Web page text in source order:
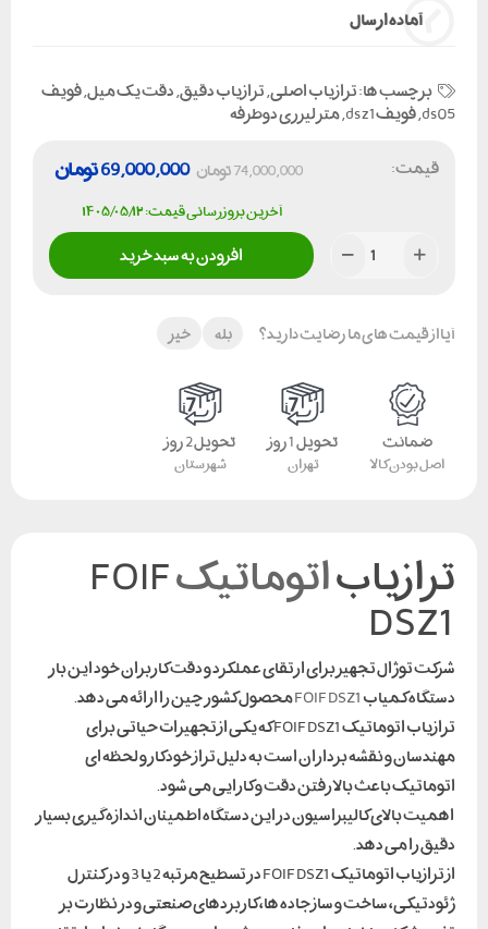
آماده ارسال
برچسب ها:ترازیاب اصلی,ترازیاب دقیق,دقت یک میل,فویف
ds05
,فویفdsz1 ,متر لیزری دوطرفه
قیمت:
تومان74,000,000 تومان69,000,000
آخرین بروزرسانی قیمت: ۱۴۰۵/۰۵/۱۲
افزودن به سبد خرید
آیا از قیمت های ما رضایت دارید؟ بله خیر
ضمانت
اصل بودن کالا
تحویل 1 روز
تهران
تحویل 2 روز
شهرستان
ترازیاباتوماتیکFOIF
DSZ1
شرکت توژال تجهیز برای ارتقای عملکرد و دقت کاربران خود این بار
دستگاه کمیابFOIF DSZ1محصول کشور چین را ارائه می دهد.
ترازیاب اتوماتیک FOIF DSZ1 که یکی از تجهیزات حیاتی برای
مهندسان و نقشه برداران است به دلیل تراز خودکار و لحظه ای
اتوماتیک باعث بالا رفتن دقت و کارایی می شود.
اهمیت بالای کالیبراسیون در این دستگاه اطمینان اندازه گیری بسیار
دقیق را می دهد.
از ترازیاب اتوماتیک FOIF DSZ1 در تسطیح مرتبه 2 یا 3 و در کنترل
ژئودتیکی، ساخت و ساز جاده ها، کاربردهای صنعتی و در نظارت بر